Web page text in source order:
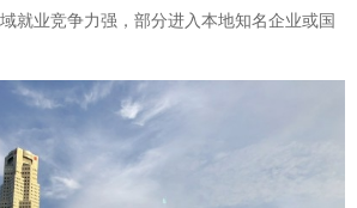
就业竞争力强，部分进入本地知名企业或国